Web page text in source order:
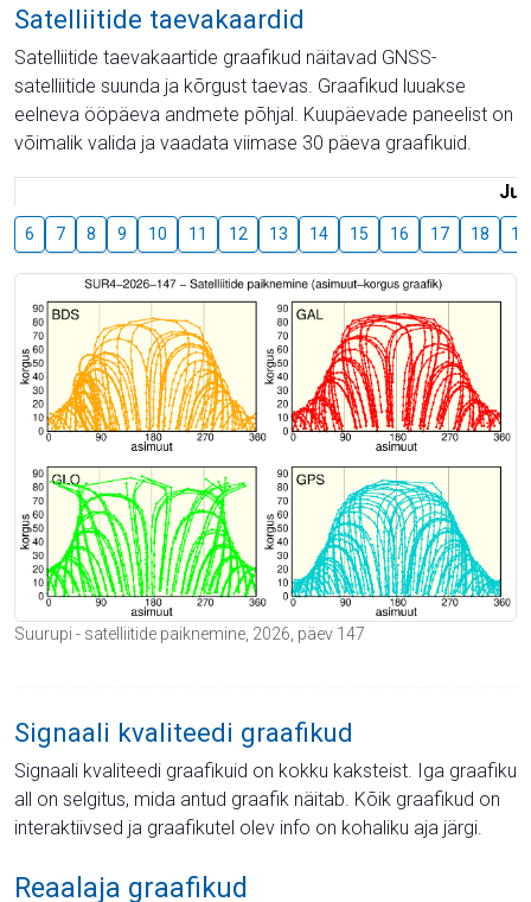
Satelliitide taevakaardid
Satelliitide taevakaartide graafikud näitavad GNSS-
satelliitide suunda ja kõrgust taevas. Graafikud luuakse
eelneva ööpäeva andmete põhjal. Kuupäevade paneelist on
võimalik valida ja vaadata viimase 30 päeva graafikuid.
6 7 8 9 10 11 12 13 14 15 16 17 18 19
Suurupi - satelliitide paiknemine, 2026, päev 147
Signaali kvaliteedi graafikud
Signaali kvaliteedi graafikuid on kokku kaksteist. Iga graafiku
all on selgitus, mida antud graafik näitab. Kõik graafikud on
interaktiivsed ja graafikutel olev info on kohaliku aja järgi.
Reaalaja graafikud